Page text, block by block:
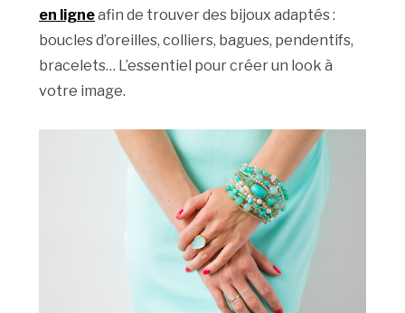
en ligneafin de trouver des bijoux adaptés :
boucles d’oreilles, colliers, bagues, pendentifs,
bracelets… L’essentiel pour créer un look à
votre image.